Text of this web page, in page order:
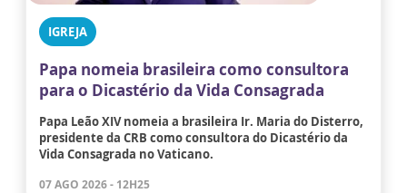
IGREJA
Papa nomeia brasileira como consultora
para o Dicastério da Vida Consagrada
Papa Leão XIV nomeia a brasileira Ir. Maria do Disterro,
presidente da CRB como consultora do Dicastério da
Vida Consagrada no Vaticano.
07 AGO 2026 - 12H25